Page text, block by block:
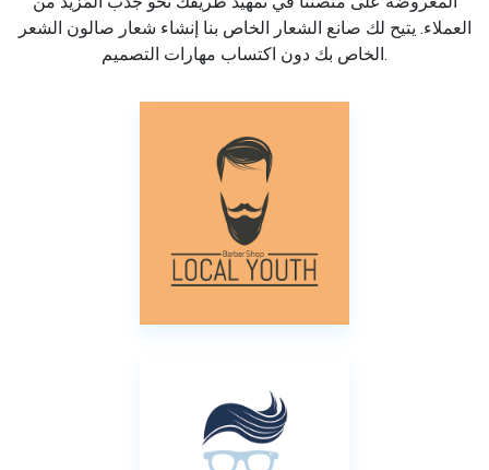
العملاء. يتيح لك صانع الشعار الخاص بنا إنشاء شعار صالون الشعر
الخاص بك دون اكتساب مهارات التصميم.